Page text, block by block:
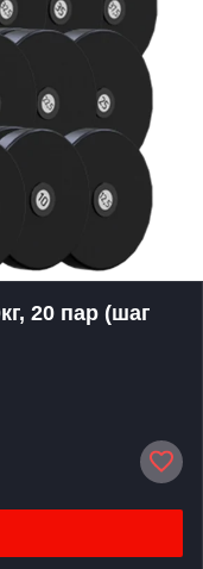
20 пар (шаг